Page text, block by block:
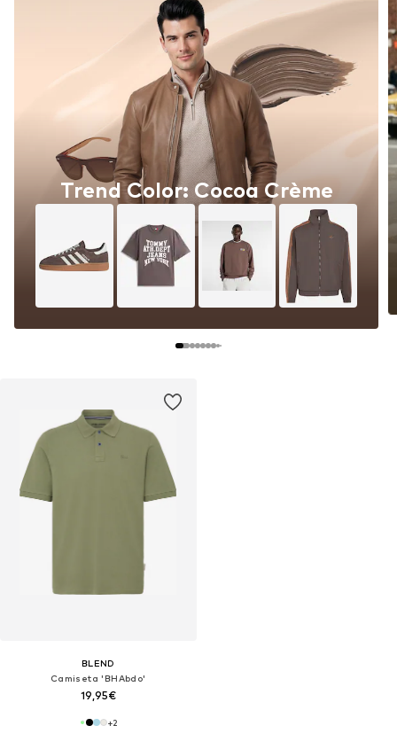
Trend Color: Cocoa Crème
BLEND
Camiseta 'BHAbdo'
19,95€
+2